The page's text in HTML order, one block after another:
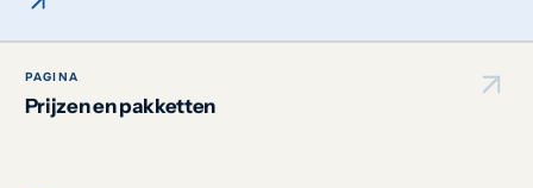
PAGINA
Prijzen en pakketten